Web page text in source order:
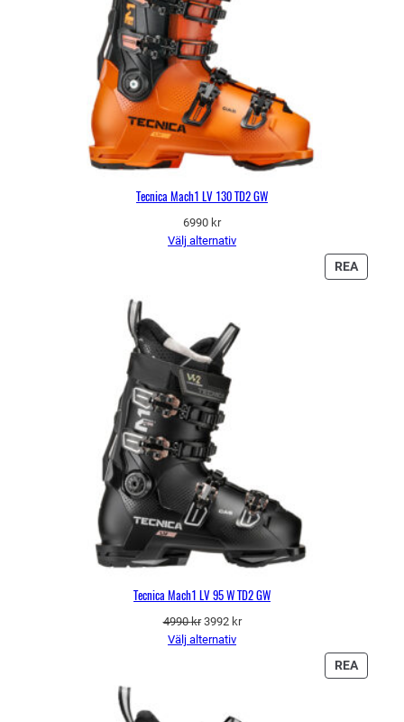
Tecnica Mach1 LV 130 TD2 GW
6990 kr
Välj alternativ
REA
PÅ
Tecnica Mach1 LV 95 W TD2 GW
4990kr Det
ursprungliga
3992 krDet
Välj alternativ
REA
PÅ